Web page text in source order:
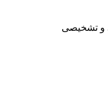
و تشخیصی